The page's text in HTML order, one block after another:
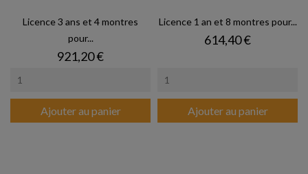
Licence 3 ans et 4 montres
pour...
Prix
921,20 €
Ajouter au panier
Licence 1 an et 8 montres pour...
Prix
614,40 €
Ajouter au panier